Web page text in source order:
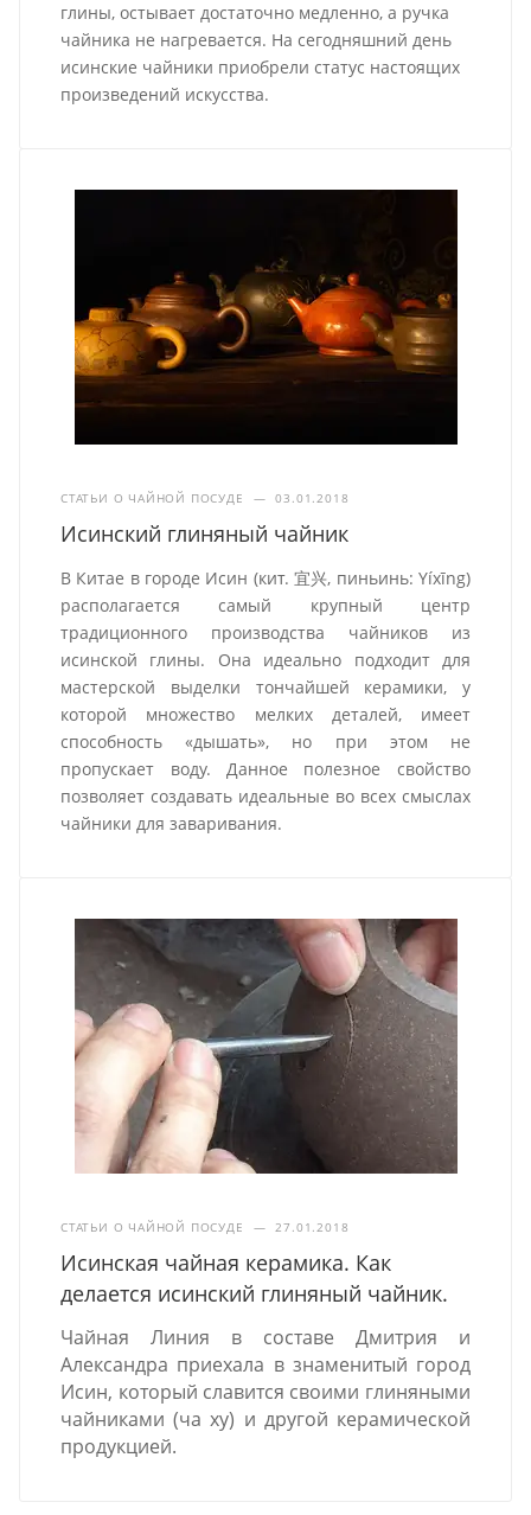
глины, остывает достаточно медленно, а ручка
чайника не нагревается. На сегодняшний день
исинские чайники приобрели статус настоящих
произведений искусства.
СТАТЬИ О ЧАЙНОЙ ПОСУДЕ — 03.01.2018
Исинский глиняный чайник
В Китае в городе Исин (кит. 宜兴, пиньинь: Yíxīng)
располагается самый крупный центр
традиционного производства чайников из
исинской глины. Она идеально подходит для
мастерской выделки тончайшей керамики, у
которой множество мелких деталей, имеет
способность «дышать», но при этом не
пропускает воду. Данное полезное свойство
позволяет создавать идеальные во всех смыслах
чайники для заваривания.
СТАТЬИ О ЧАЙНОЙ ПОСУДЕ — 27.01.2018
Исинская чайная керамика. Как
делается исинский глиняный чайник.
Чайная Линия в составе Дмитрия и
Александра приехала в знаменитый город
Исин, который славится своими глиняными
чайниками (ча ху) и другой керамической
продукцией.